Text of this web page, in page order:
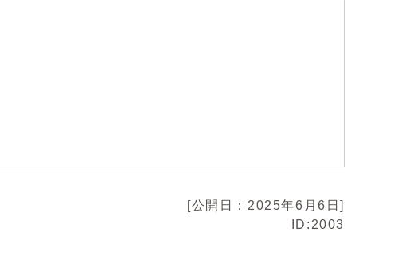
[公開日：2025年6月6日]
ID:2003